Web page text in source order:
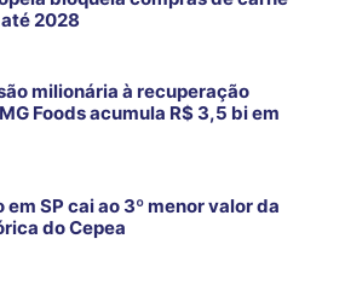
2028
milionária à recuperação
Foods acumula R$ 3,5 bi em
em SP cai ao 3º menor valor da
do Cepea